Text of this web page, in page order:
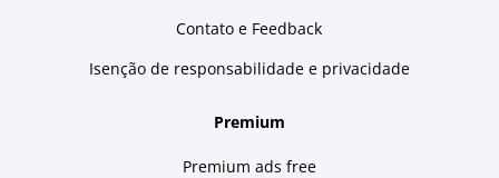
Contato e Feedback
Isenção de responsabilidade e privacidade
Premium
Premium ads free